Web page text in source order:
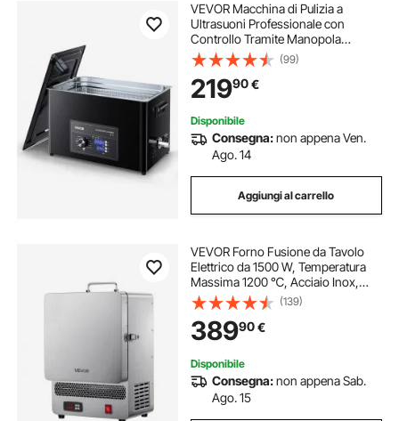
VEVOR Macchina di Pulizia a
Ultrasuoni Professionale con
Controllo Tramite Manopola
Rotante, Capacita di 30 L con
Cestello e Sfera di Pulizia, Pulitore a
Ultrasuoni per Orologi, Rasoi,
Gioielli
(99)
21990€
Disponibile
Consegna:non appena Ven.
Ago. 14
Aggiungi al carrello
VEVOR Forno Fusione da Tavolo
Elettrico da 1500 W, Temperatura
Massima 1200 ℃, Acciaio Inox,
Forno per Fusione dell'Oro, per
Fusione della Cera, Argilla Fai da
Te, Tempra dei Metalli
(139)
38990€
Disponibile
Consegna:non appena Sab.
Ago. 15